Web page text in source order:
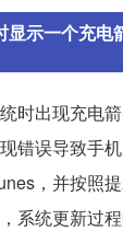
显示一个充电
时出现充电
错误导致手
，并按照提
系统更新过